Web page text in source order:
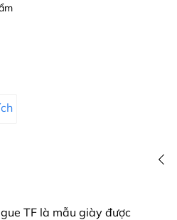
TF là mẫu giày được